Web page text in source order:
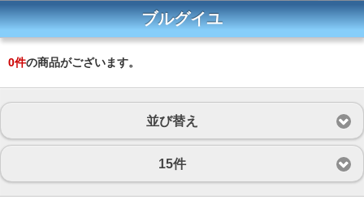
ブルグイユ
0件の商品がございます。
並び替え
15件